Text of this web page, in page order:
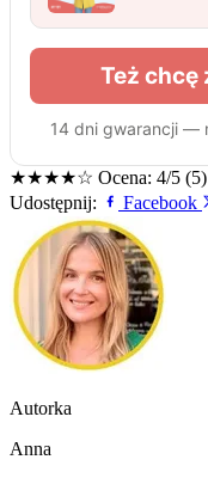
★★★★☆ Ocena: 4/5 (5)
Udostępnij:
Facebook
Autorka
Anna